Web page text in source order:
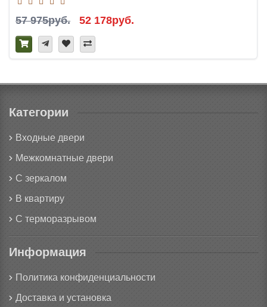
57 975руб. 52 178руб.
Категории
Входные двери
Межкомнатные двери
С зеркалом
В квартиру
С терморазрывом
Информация
Политика конфиденциальности
Доставка и установка